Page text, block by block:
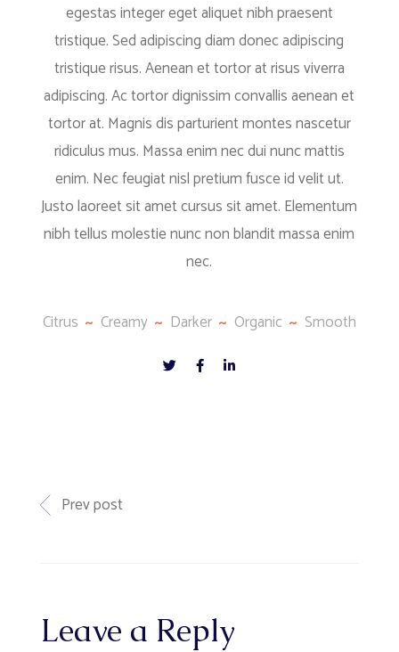
egestas integer eget aliquet nibh praesent
tristique. Sed adipiscing diam donec adipiscing
tristique risus. Aenean et tortor at risus viverra
adipiscing. Ac tortor dignissim convallis aenean et
tortor at. Magnis dis parturient montes nascetur
ridiculus mus. Massa enim nec dui nunc mattis
enim. Nec feugiat nisl pretium fusce id velit ut.
Justo laoreet sit amet cursus sit amet. Elementum
nibh tellus molestie nunc non blandit massa enim
nec.
Citrus Creamy Darker Organic Smooth
Prev post
Leave a Reply